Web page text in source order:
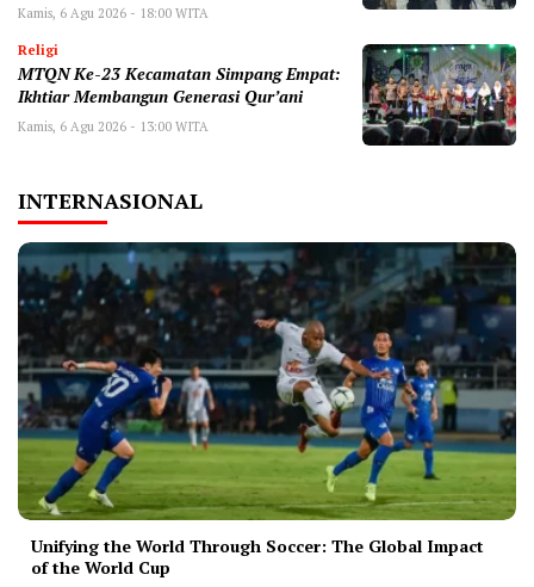
Kamis, 6 Agu 2026 - 18:00 WITA
Religi
MTQN Ke-23 Kecamatan Simpang Empat:
Ikhtiar Membangun Generasi Qur’ani
Kamis, 6 Agu 2026 - 13:00 WITA
INTERNASIONAL
Unifying the World Through Soccer: The Global Impact
of the World Cup